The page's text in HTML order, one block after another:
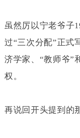
虽然厉以宁老爷子
过“三次分配”正式
济学家、“教师爷”
权。
再说回开头提到的